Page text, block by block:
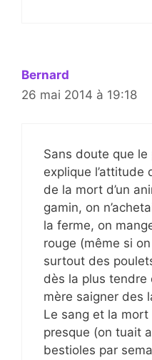
Bernard
26 mai 2014 à 19:18
Sans doute que
explique l’attitude
de la mort d’un
gamin, on
la ferme, on
rouge (même si
surtout des
dès la plus tendre
mère saigner des
Le sang et la
presque (on tuait
bestioles par